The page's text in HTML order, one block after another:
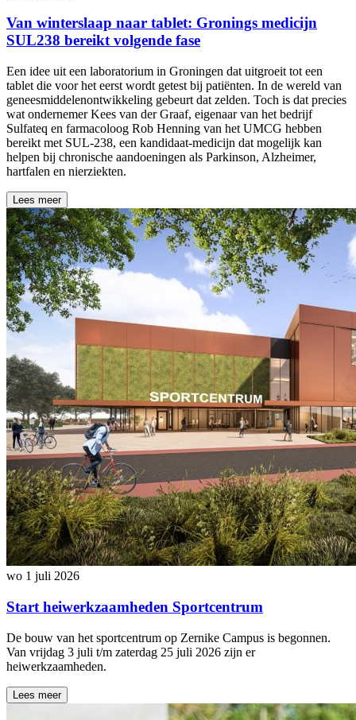
Van winterslaap naar tablet: Gronings medicijn
SUL238 bereikt volgende fase
Een idee uit een laboratorium in Groningen dat uitgroeit tot een
tablet die voor het eerst wordt getest bij patiënten. In de wereld van
geneesmiddelenontwikkeling gebeurt dat zelden. Toch is dat precies
wat ondernemer Kees van der Graaf, eigenaar van het bedrijf
Sulfateq en farmacoloog Rob Henning van het UMCG hebben
bereikt met SUL-238, een kandidaat-medicijn dat mogelijk kan
helpen bij chronische aandoeningen als Parkinson, Alzheimer,
hartfalen en nierziekten.
Lees meer
wo 1 juli 2026
Start heiwerkzaamheden Sportcentrum
De bouw van het sportcentrum op Zernike Campus is begonnen.
Van vrijdag 3 juli t/m zaterdag 25 juli 2026 zijn er
heiwerkzaamheden.
Lees meer